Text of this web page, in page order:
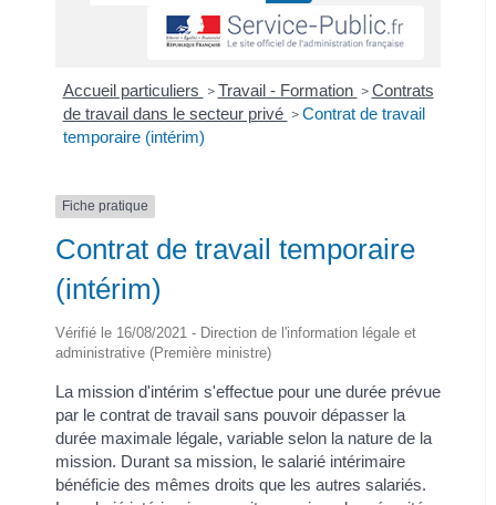
Accueil particuliers > Travail - Formation > Contrats
de travail dans le secteur privé > Contrat de travail
temporaire (intérim)
Fiche pratique
Contrat de travail temporaire
(intérim)
Vérifié le 16/08/2021 - Direction de l'information légale et
administrative (Première ministre)
La mission d'intérim s'effectue pour une durée prévue
par le contrat de travail sans pouvoir dépasser la
durée maximale légale, variable selon la nature de la
mission. Durant sa mission, le salarié intérimaire
bénéficie des mêmes droits que les autres salariés.